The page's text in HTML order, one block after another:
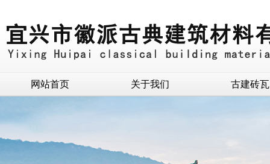
网站首页 关于我们 古建砖瓦